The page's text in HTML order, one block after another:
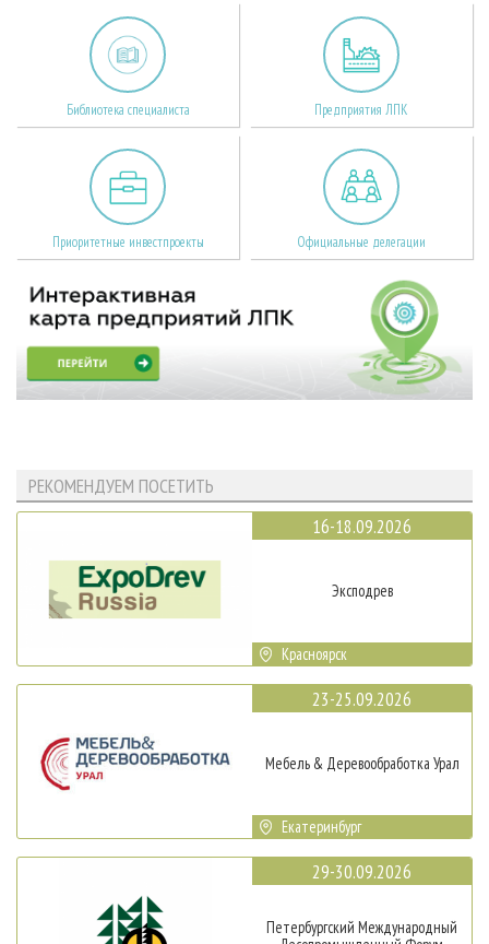
Библиотека специалиста Предприятия ЛПК
Приоритетные инвестпроекты Официальные делегации
РЕКОМЕНДУЕМ ПОСЕТИТЬ
16-18.09.2026
Эксподрев
Красноярск
23-25.09.2026
Мебель & Деревообработка Урал
Екатеринбург
29-30.09.2026
Петербургский Международный